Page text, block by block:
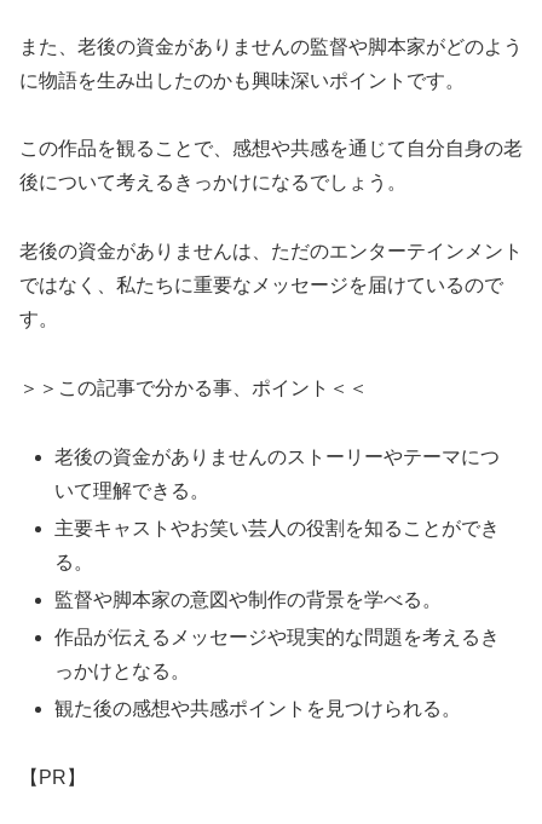
また、老後の資金がありませんの監督や脚本家がどのよう
に物語を生み出したのかも興味深いポイントです。
この作品を観ることで、感想や共感を通じて自分自身の老
後について考えるきっかけになるでしょう。
老後の資金がありませんは、ただのエンターテインメント
ではなく、私たちに重要なメッセージを届けているので
す。
＞＞この記事で分かる事、ポイント＜＜
老後の資金がありませんのストーリーやテーマにつ
いて理解できる。
主要キャストやお笑い芸人の役割を知ることができ
る。
監督や脚本家の意図や制作の背景を学べる。
作品が伝えるメッセージや現実的な問題を考えるき
っかけとなる。
観た後の感想や共感ポイントを見つけられる。
【PR】